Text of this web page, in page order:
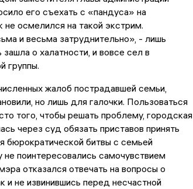
его съехать с «пандуса» на
не осмелился на такой экстрим.
и весьма затруднительно», - лишь
о халатности, и вовсе сел в
группы.
жалоб пострадавшей семьи,
но лишь для галочки. Пользоваться
того, чтобы решать проблему, городская
через суд обязать приставов принять
бюрократической битвы с семьей
не поинтересовались самочувствием
отказался отвечать на вопросы о
и не извинившись перед несчастной